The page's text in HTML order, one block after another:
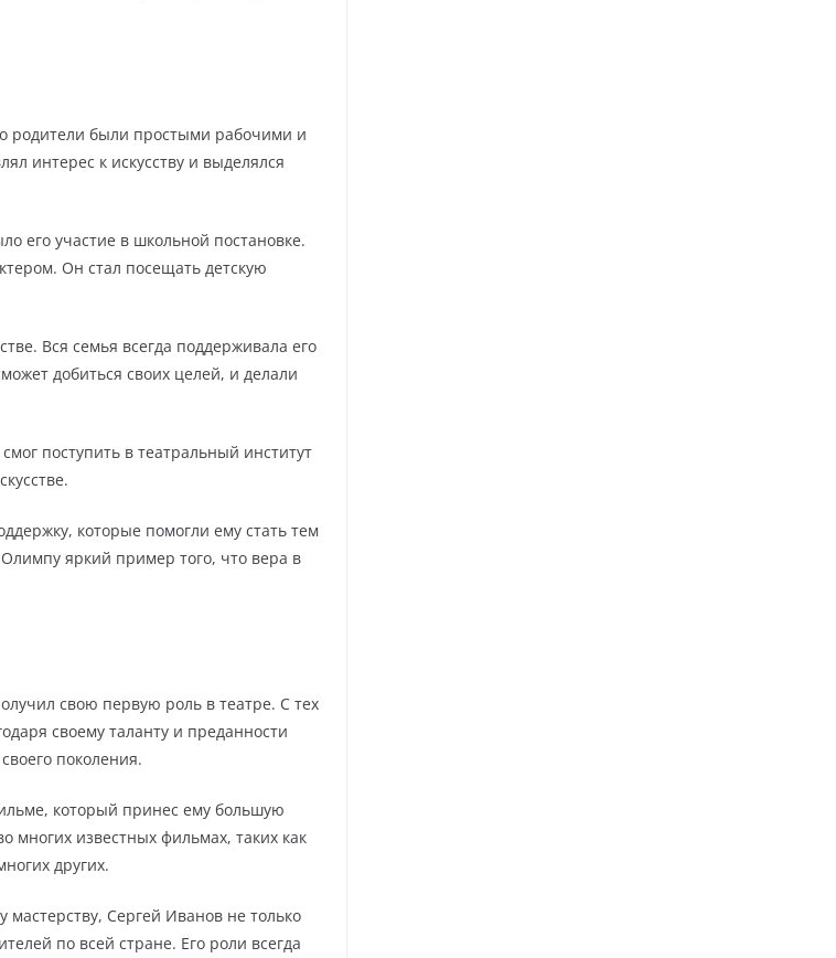
родители были простыми рабочими и
интерес к искусству и выделялся
его участие в школьной постановке.
Он стал посещать детскую
Вся семья всегда поддерживала его
добиться своих целей, и делали
поступить в театральный институт
которые помогли ему стать тем
Олимпу яркий пример того, что вера в
свою первую роль в театре. С тех
своему таланту и преданности
поколения.
который принес ему большую
многих известных фильмах, таких как
других.
Сергей Иванов не только
по всей стране. Его роли всегда